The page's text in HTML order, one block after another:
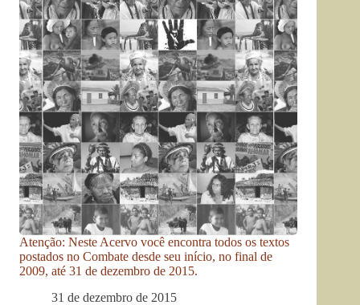
Atenção: Neste Acervo você encontra todos os textos
postados no Combate desde seu início, no final de
2009, até 31 de dezembro de 2015.
31 de dezembro de 2015